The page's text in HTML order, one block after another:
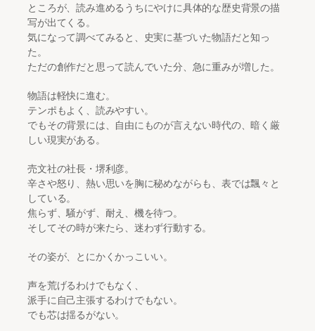
ところが、読み進めるうちにやけに具体的な歴史背景の描
写が出てくる。
気になって調べてみると、史実に基づいた物語だと知っ
た。
ただの創作だと思って読んでいた分、急に重みが増した。
物語は軽快に進む。
テンポもよく、読みやすい。
でもその背景には、自由にものが言えない時代の、暗く厳
しい現実がある。
売文社の社長・堺利彦。
辛さや怒り、熱い思いを胸に秘めながらも、表では飄々と
している。
焦らず、騒がず、耐え、機を待つ。
そしてその時が来たら、迷わず行動する。
その姿が、とにかくかっこいい。
声を荒げるわけでもなく、
派手に自己主張するわけでもない。
でも芯は揺るがない。